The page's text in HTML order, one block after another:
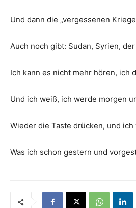
Und dann die „vergessenen
Auch noch gibt: Sudan, Syrien,
Ich kann es nicht mehr hören, ich
Und ich weiß, ich werde morgen
Wieder die Taste drücken, und
Was ich schon gestern und